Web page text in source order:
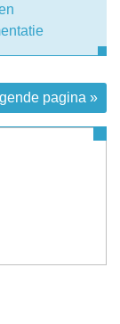
pagina »